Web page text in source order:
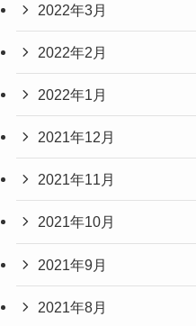
2022年3月
2022年2月
2022年1月
2021年12月
2021年11月
2021年10月
2021年9月
2021年8月